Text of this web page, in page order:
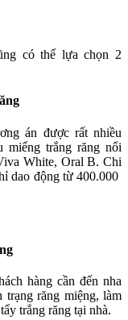
có thể lựa chọn 2
án được rất nhiều
miếng trắng răng nổi
White, Oral B. Chi
dao động từ 400.000
hàng cần đến nha
trạng răng miệng, làm
trắng răng tại nhà.